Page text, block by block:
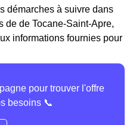
démarches à suivre dans
de de Tocane-Saint-Apre,
informations fournies pour